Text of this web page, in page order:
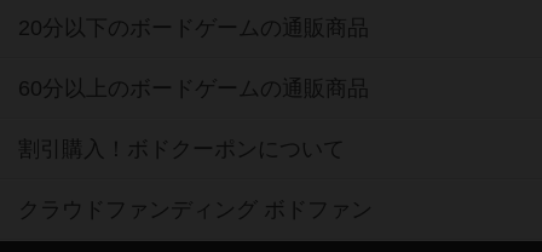
20分以下のボードゲームの通販商品
60分以上のボードゲームの通販商品
割引購入！ボドクーポンについて
クラウドファンディング ボドファン